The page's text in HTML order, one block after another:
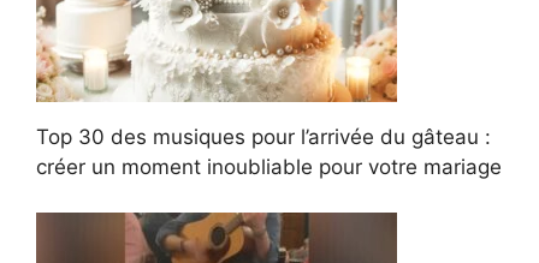
Top 30 des musiques pour l’arrivée du gâteau :
créer un moment inoubliable pour votre mariage